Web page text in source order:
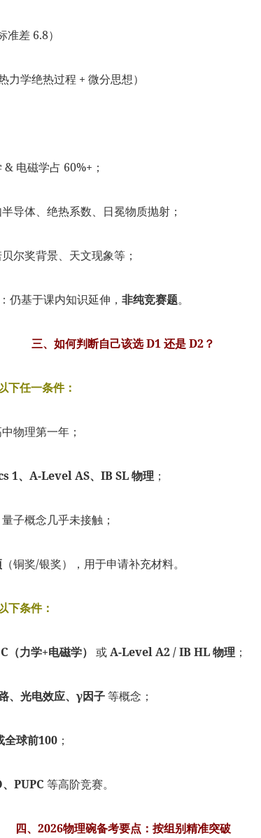
准差 6.8）
力学绝热过程 + 微分思想）
& 电磁学占 60%+；
半导体、绝热系数、日冕物质抛射；
尔奖背景、天文现象等；
：仍基于课内知识延伸，非纯竞赛题。
三、如何判断自己该选 D1 还是 D2？
下任一条件：
物理第一年；
1、A-Level AS、IB SL 物理 ；
子概念几乎未接触；
（铜奖/银奖），用于申请补充材料。
下条件：
（力学+电磁学） 或A-Level A2 / IB HL 物理 ；
、光电效应、γ因子等概念；
全球前100 ；
PUPC 等高阶竞赛。
四、2026物理碗备考要点：按组别精准突破